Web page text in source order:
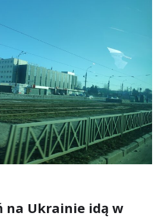
na Ukrainie idą w